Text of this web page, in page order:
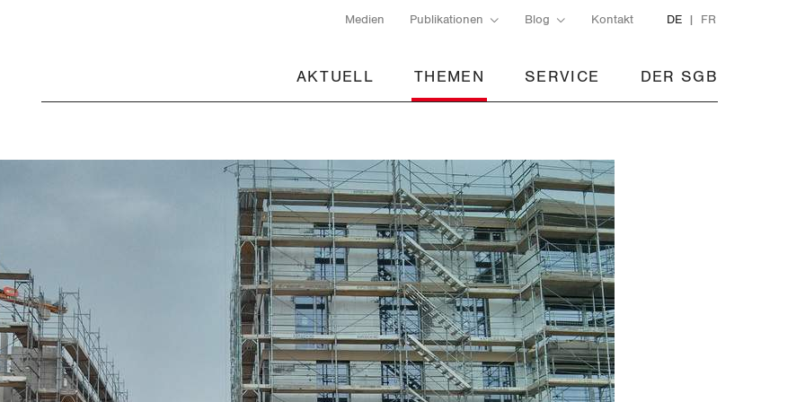
Medien Publikationen Blog Kontakt DE FR
AKTUELL THEMEN SERVICE DER SGB